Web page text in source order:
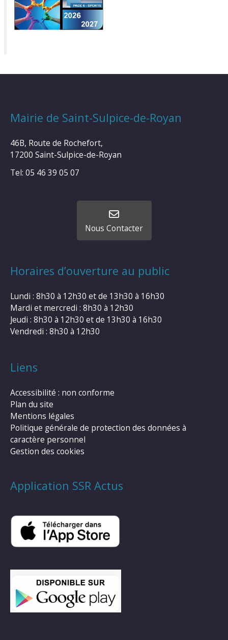
Mairie de Saint-Sulpice-de-Royan
46B, Route de Rochefort,
17200 Saint-Sulpice-de-Royan
Tel: 05 46 39 05 07
Nous Contacter
Horaires d’ouverture au public
Lundi : 8h30 à 12h30 et de 13h30 à 16h30
Mardi et mercredi : 8h30 à 12h30
Jeudi : 8h30 à 12h30 et de 13h30 à 16h30
Vendredi : 8h30 à 12h30
Liens
Accessibilité : non conforme
Plan du site
Mentions légales
Politique générale de protection des données à
caractère personnel
Gestion des cookies
Application SSR Actus